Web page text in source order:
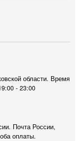
области. Время
- 23:00
Почта России,
оплаты.